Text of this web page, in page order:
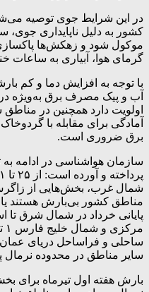
در این شرایط جوی توصیه
کشور به دلیل ناپایداری
موکول شود و زهکش‌ها
گرمای هوا، آبیاری به ساعات
با توجه به افزایش دما و کم
آب و پیک مصرف برق به‌ویژه
اولویت دارد همچنین در
آمادگی برای مقابله با
برق ضروری است.
سازمان هواشناسی در ادامه
شمال غرب، بخش‌هایی از
مناطق کشور بی‌بارش هستند
پایانی خرداد در شمال شرق تا
سایر مناطق در محدوده
بارش هفته اول تیرماه برای